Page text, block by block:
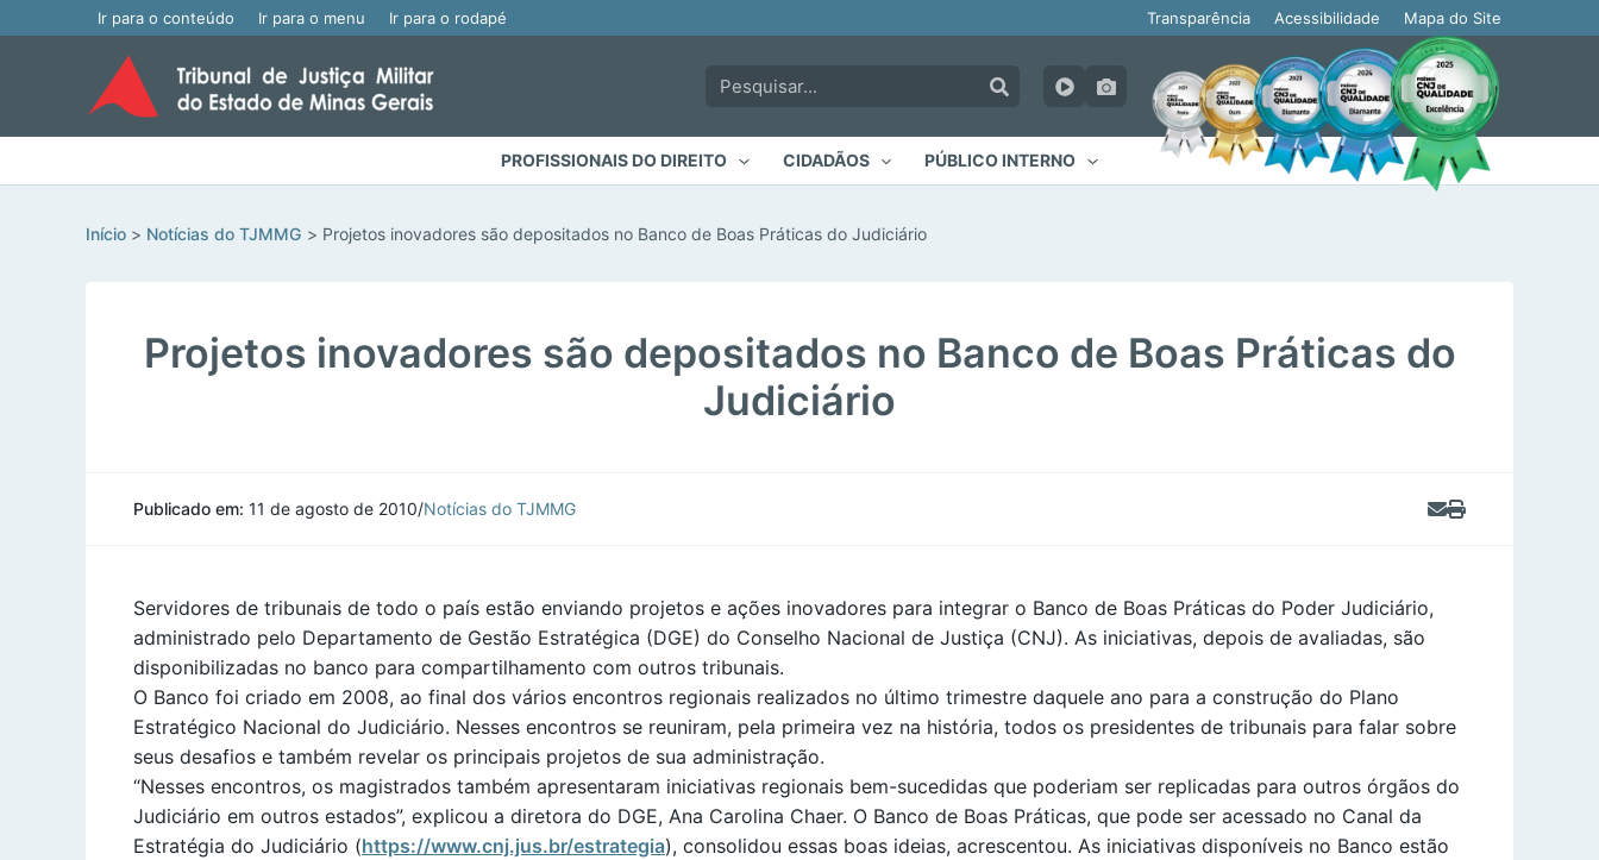
Ir para o conteúdo Ir para o menu Ir para o rodapé Transparência Acessibilidade Mapa do Site
Pesquisar:
PROFISSIONAIS DO DIREITO CIDADÃOS PÚBLICO INTERNO
Início Notícias do TJMMG Projetos inovadores são depositados no Banco de Boas Práticas do Judiciário
Projetos inovadores são depositados no Banco de Boas Práticas do
Judiciário
Publicado em: 11 de agosto de 2010/Notícias do TJMMG
Servidores de tribunais de todo o país estão enviando projetos e ações inovadores para integrar o Banco de Boas Práticas do Poder Judiciário,
administrado pelo Departamento de Gestão Estratégica (DGE) do Conselho Nacional de Justiça (CNJ). As iniciativas, depois de avaliadas, são
disponibilizadas no banco para compartilhamento com outros tribunais.
O Banco foi criado em 2008, ao final dos vários encontros regionais realizados no último trimestre daquele ano para a construção do Plano
Estratégico Nacional do Judiciário. Nesses encontros se reuniram, pela primeira vez na história, todos os presidentes de tribunais para falar sobre
seus desafios e também revelar os principais projetos de sua administração.
“Nesses encontros, os magistrados também apresentaram iniciativas regionais bem-sucedidas que poderiam ser replicadas para outros órgãos do
Judiciário em outros estados”, explicou a diretora do DGE, Ana Carolina Chaer. O Banco de Boas Práticas, que pode ser acessado no Canal da
Estratégia do Judiciário (https://www.cnj.jus.br/estrategia), consolidou essas boas ideias, acrescentou. As iniciativas disponíveis no Banco estão